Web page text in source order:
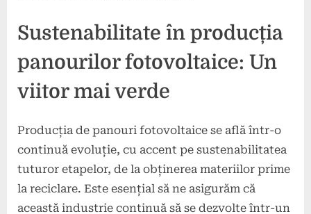
Sustenabilitate în producția
panourilor fotovoltaice: Un
viitor mai verde
Producția de panouri fotovoltaice se află într-o
continuă evoluție, cu accent pe sustenabilitatea
tuturor etapelor, de la obținerea materiilor prime
la reciclare. Este esențial să ne asigurăm că
această industrie continuă să se dezvolte într-un